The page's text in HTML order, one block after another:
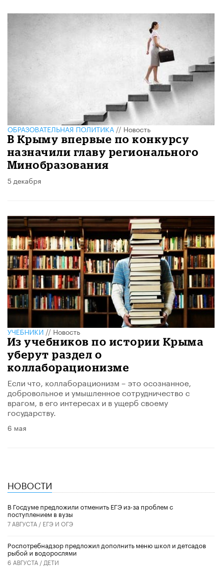
ОБРАЗОВАТЕЛЬНАЯ ПОЛИТИКА//Новость
В Крыму впервые по конкурсу
назначили главу регионального
Минобразования
5 декабря
УЧЕБНИКИ//Новость
Из учебников по истории Крыма
уберут раздел о
коллаборационизме
Если что, коллаборационизм – это осознанное,
добровольное и умышленное сотрудничество с
врагом, в его интересах и в ущерб своему
государству.
6 мая
НОВОСТИ
В Госдуме предложили отменить ЕГЭ из-за проблем с
поступлением в вузы
7 АВГУСТА / ЕГЭ И ОГЭ
Роспотребнадзор предложил дополнить меню школ и детсадов
рыбой и водорослями
6 АВГУСТА / ДЕТИ